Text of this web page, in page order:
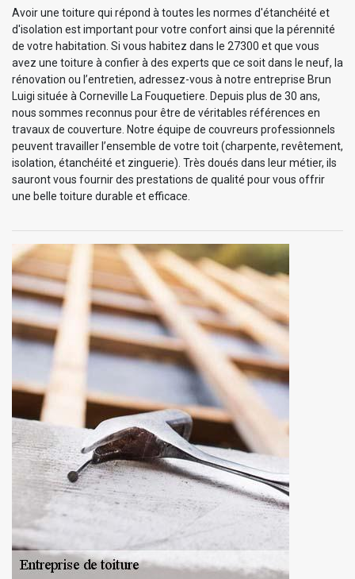
Avoir une toiture qui répond à toutes les normes d'étanchéité et
d'isolation est important pour votre confort ainsi que la pérennité
de votre habitation. Si vous habitez dans le 27300 et que vous
avez une toiture à confier à des experts que ce soit dans le neuf, la
rénovation ou l’entretien, adressez-vous à notre entreprise Brun
Luigi située à Corneville La Fouquetiere. Depuis plus de 30 ans,
nous sommes reconnus pour être de véritables références en
travaux de couverture. Notre équipe de couvreurs professionnels
peuvent travailler l’ensemble de votre toit (charpente, revêtement,
isolation, étanchéité et zinguerie). Très doués dans leur métier, ils
sauront vous fournir des prestations de qualité pour vous offrir
une belle toiture durable et efficace.